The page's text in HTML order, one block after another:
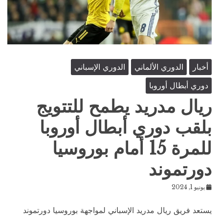
أخبار الدوري الألماني
الدوري الإسباني
دوري أبطال أوروبا
ريال مدريد يطمح للتتويج
بلقب دوري أبطال أوروبا
للمرة 15 أمام بوروسيا
دورتموند
يونيو 1, 2024
يستعد فريق ريال مدريد الإسباني لمواجهة بوروسيا دورتموند